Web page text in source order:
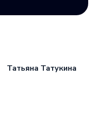
Татьяна Татукина